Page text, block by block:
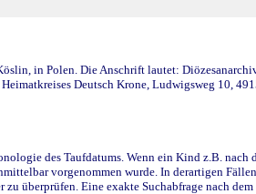
in Polen. Die Anschrift lautet:
Deutsch Krone, Ludwigsweg 10,
des Taufdatums. Wenn ein Kind z.B.
vorgenommen wurde. In derartigen
überprüfen. Eine exakte Suchabfrage nach